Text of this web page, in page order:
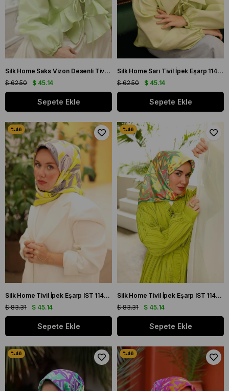
Silk Home Saks Vizon Desenli Tivil İpek Eşarp 11432-01
$ 45.14
$ 62.50
Sepete Ekle
Silk Home Sarı Tivil İpek Eşarp 11434-03 Çiçek Desen
$ 45.14
$ 62.50
Sepete Ekle
Silk Home Tivil İpek Eşarp IST 11439 - 02 Asit, Gri, Siyah, Gümüş, Yeşil Karışık Desen
$ 45.14
$ 83.31
Sepete Ekle
Silk Home Tivil İpek Eşarp IST 11427 - 10 Yeşil, Pembe, Somon, Yavruağzı, Sarı
$ 45.14
$ 83.31
Sepete Ekle